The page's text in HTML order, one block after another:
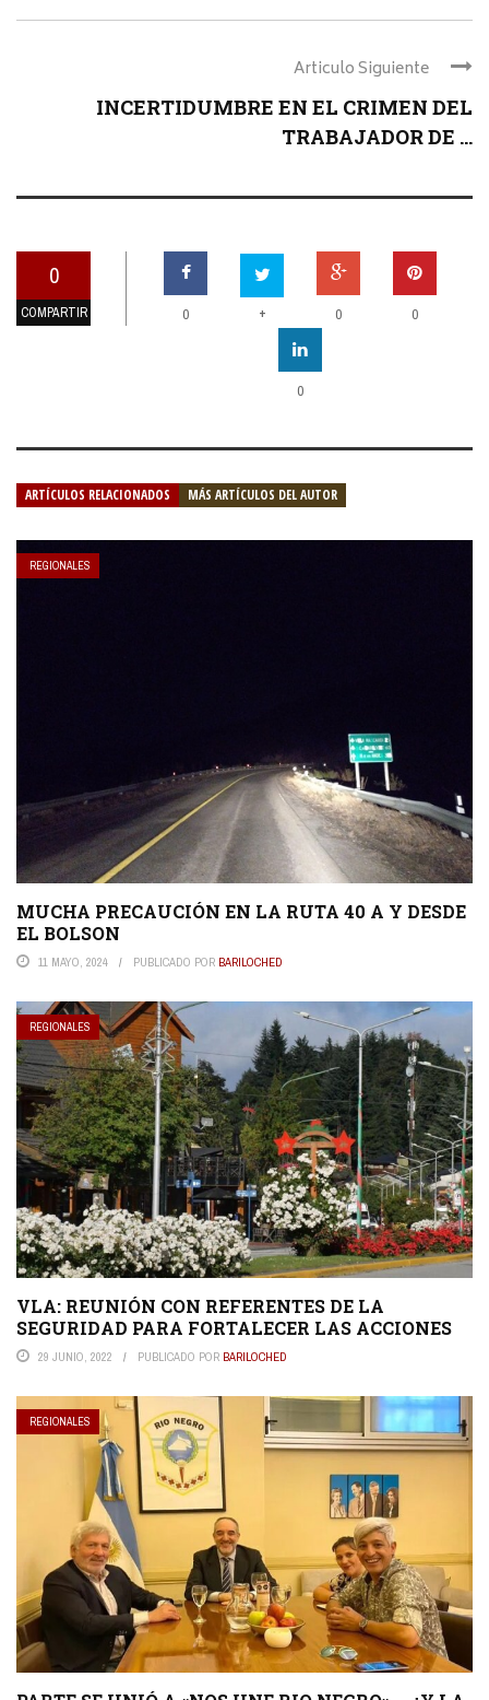
Articulo Siguiente
INCERTIDUMBRE EN EL CRIMEN DEL
TRABAJADOR DE ...
0
COMPARTIR 0 + 0 0
0
ARTÍCULOS RELACIONADOS MÁS ARTÍCULOS DEL AUTOR
REGIONALES
MUCHA PRECAUCIÓN EN LA RUTA 40 A Y DESDE
EL BOLSON
11 MAYO, 2024 PUBLICADO POR BARILOCHED
REGIONALES
VLA: REUNIÓN CON REFERENTES DE LA
SEGURIDAD PARA FORTALECER LAS ACCIONES
29 JUNIO, 2022 PUBLICADO POR BARILOCHED
REGIONALES